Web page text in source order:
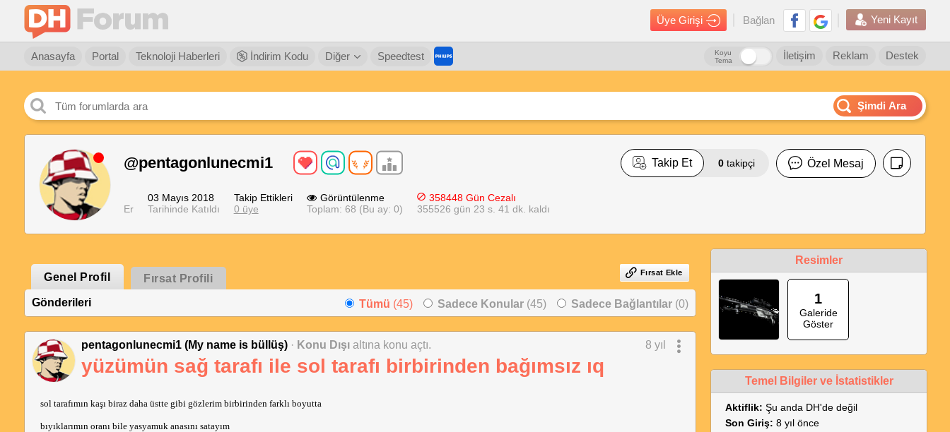
Üye Girişi Bağlan Yeni Kayıt
Anasayfa Portal Teknoloji Haberleri İndirim Kodu Diğer Speedtest Destek
Reklam
İletişim
Koyu
Tema
Şimdi Ara
@pentagonlunecmi1 Takip Et 0 takipçi Özel Mesaj
Er
03 Mayıs 2018
Tarihinde Katıldı
Takip Ettikleri
0 üye
Görüntülenme
Toplam: 68 (Bu ay: 0)
358448 Gün Cezalı
355526 gün 23 s. 41 dk. kaldı
Genel Profil Fırsat Profili Fırsat Ekle
Gönderileri Tümü (45) Sadece Konular (45) Sadece Bağlantılar (0)
pentagonlunecmi1 (My name is büllüş) · Konu Dışı altına konu açtı. 8 yıl
yüzümün sağ tarafı ile sol tarafı birbirinden bağımsız ıq
sol tarafımın kaşı biraz daha üstte gibi gözlerim birbirinden farklı boyutta
bıyıklarımın oranı bile yasyamuk anasını satayım
Resimler
1
Galeride
Göster
Temel Bilgiler ve İstatistikler
Aktiflik: Şu anda DH'de değil
Son Giriş: 8 yıl önce